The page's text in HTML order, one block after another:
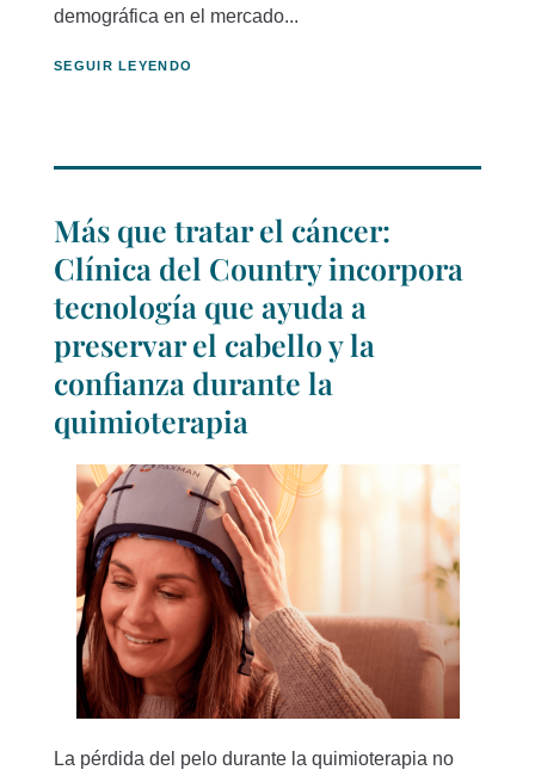
demográfica en el mercado...
SEGUIR LEYENDO
Más que tratar el cáncer:
Clínica del Country incorpora
tecnología que ayuda a
preservar el cabello y la
confianza durante la
quimioterapia
La pérdida del pelo durante la quimioterapia no